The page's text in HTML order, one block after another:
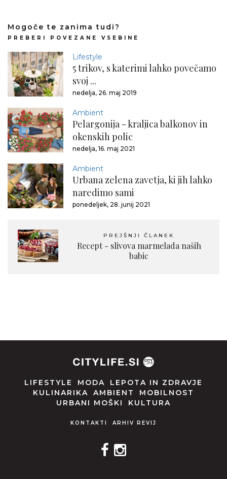
Mogoče te zanima tudi?
PREBERI POVEZANE VSEBINE
Lifestyle
5 trikov, s katerimi lahko povečamo
svoj ...
nedelja, 26. maj 2019
Ambient
Pelargonija - kraljica balkonov in
okenskih polic
nedelja, 16. maj 2021
Ambient
Urbana zelena zavetja, ki jih lahko
naredimo sami
ponedeljek, 28. junij 2021
PREJŠNJI ČLANEK
Recept - slivova marmelada naših
babic
LIFESTYLE MODA
LEPOTA IN ZDRAVJE
KULINARIKA
AMBIENT
MOBILNOST
URBANI MOŠKI
KULTURA
KONTAKTI ARHIV REVIJ